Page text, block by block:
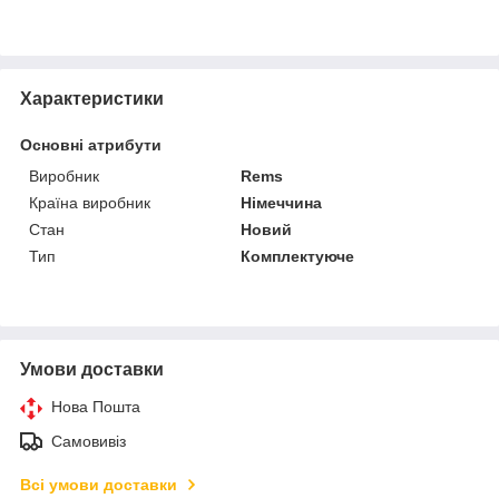
Характеристики
Основні атрибути
Виробник
Rems
Країна виробник
Німеччина
Стан
Новий
Тип
Комплектуюче
Умови доставки
Нова Пошта
Самовивіз
Всі умови доставки